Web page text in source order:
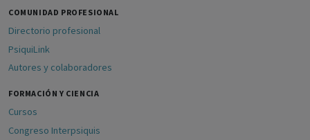
COMUNIDAD PROFESIONAL
Directorio profesional
PsiquiLink
Autores y colaboradores
FORMACIÓN Y CIENCIA
Cursos
Congreso Interpsiquis